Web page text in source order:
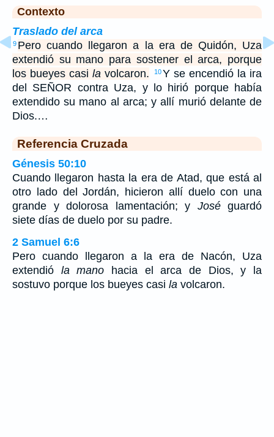
Contexto
Traslado del arca
9 Pero cuando llegaron a la era de Quidón, Uza
extendió su mano para sostener el arca, porque
los bueyes casila volcaron. 10 Y se encendió la ira
del SEÑOR contra Uza, y lo hirió porque había
extendido su mano al arca; y allí murió delante de
Dios.…
Referencia Cruzada
Génesis 50:10
Cuando llegaron hasta la era de Atad, que está al
otro lado del Jordán, hicieron allí duelo con una
grande y dolorosa lamentación; y Joséguardó
siete días de duelo por su padre.
2 Samuel 6:6
Pero cuando llegaron a la era de Nacón, Uza
extendió la mano hacia el arca de Dios, y la
sostuvo porque los bueyes casi la volcaron.